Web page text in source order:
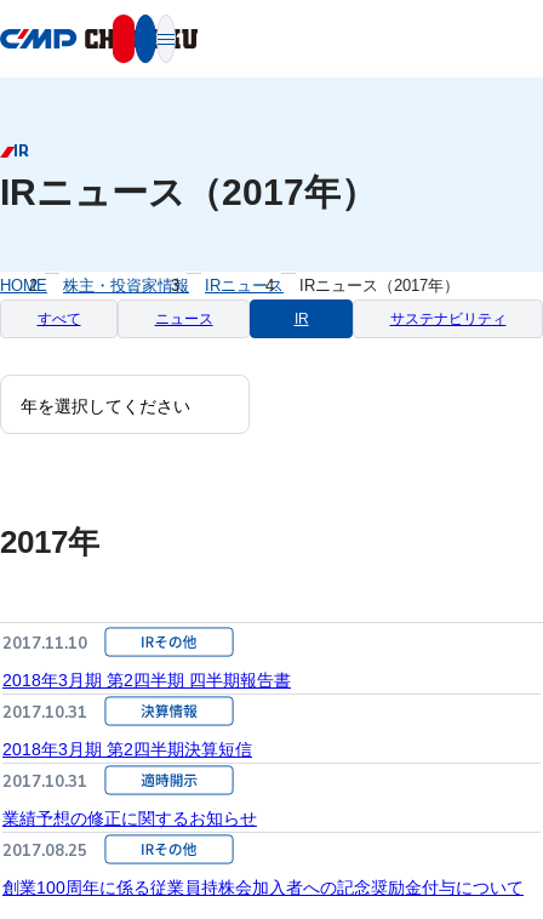
IR
IRニュース（2017年）
HOME 株主・投資家情報 IRニュース IRニュース（2017年）
すべて ニュース IR サステナビリティ
2017年
2017.11.10
2018年3月期 第2四半期 四半期報告書
2017.10.31
2018年3月期 第2四半期決算短信
2017.10.31
業績予想の修正に関するお知らせ
2017.08.25
創業100周年に係る従業員持株会加入者への記念奨励金付与について